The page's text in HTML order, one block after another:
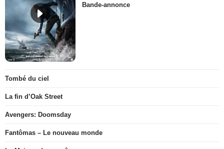
Bande-annonce
Tombé du ciel
La fin d’Oak Street
Avengers: Doomsday
Fantômas – Le nouveau monde